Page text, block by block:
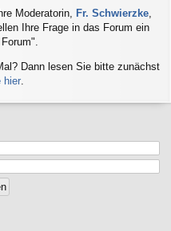
Moderatorin, Fr. Schwierzke
Ihre Frage in das Forum ein
Dann lesen Sie bitte zunächst
hier